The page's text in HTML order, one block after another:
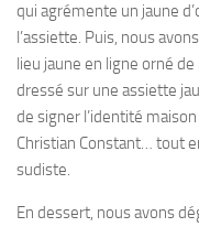
qui agrémente un jaune
l’assiette. Puis, nous
lieu jaune en ligne orné
dressé sur une assiette
de signer l’identité
Christian Constant… tout
sudiste.
En dessert, nous avons